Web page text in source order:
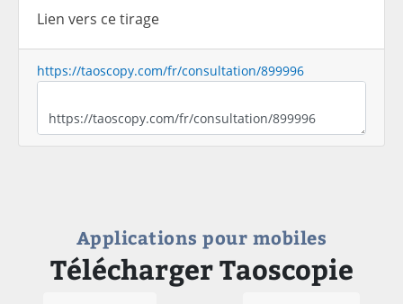
Lien vers ce tirage
https://taoscopy.com/fr/consultation/899996
Applications pour mobiles
Télécharger Taoscopie